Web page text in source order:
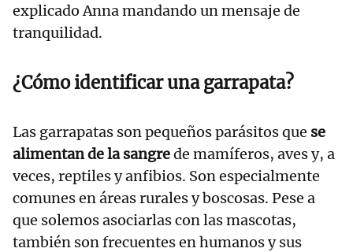
explicado Anna mandando un mensaje de
tranquilidad.
¿Cómo identificar una garrapata?
Las garrapatas son pequeños parásitos que se
alimentan de la sangrede mamíferos, aves y, a
veces, reptiles y anfibios. Son especialmente
comunes en áreas rurales y boscosas. Pese a
que solemos asociarlas con las mascotas,
también son frecuentes en humanos y sus